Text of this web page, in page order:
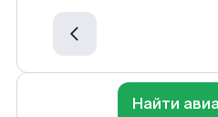
Найти